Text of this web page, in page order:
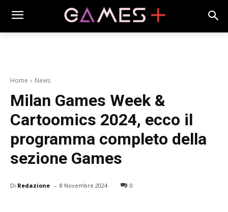
Home News
Milan Games Week &
Cartoomics 2024, ecco il
programma completo della
sezione Games
Di Redazione - 8 Novembre 2024 0